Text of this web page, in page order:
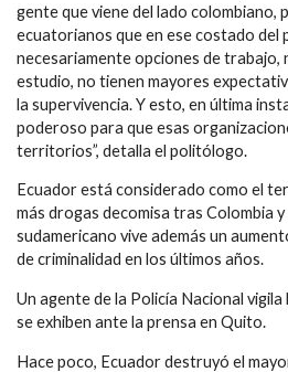
gente que viene del lado colombiano,
ecuatorianos que en ese costado del
necesariamente opciones de trabajo,
estudio, no tienen mayores
la supervivencia. Y esto, en última
poderoso para que esas
territorios”, detalla el politólogo.
Ecuador está considerado como el
más drogas decomisa tras Colombia
sudamericano vive además un
de criminalidad en los últimos años.
Un agente de la Policía Nacional
se exhiben ante la prensa en Quito.
Hace poco, Ecuador destruyó el